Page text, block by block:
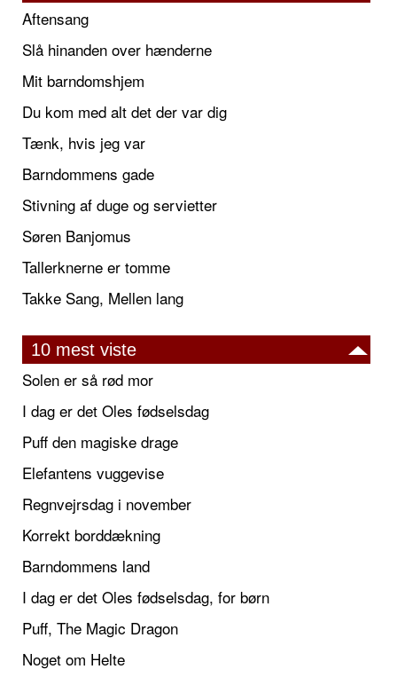
Aftensang
Slå hinanden over hænderne
Mit barndomshjem
Du kom med alt det der var dig
Tænk, hvis jeg var
Barndommens gade
Stivning af duge og servietter
Søren Banjomus
Tallerknerne er tomme
Takke Sang, Mellen lang
10 mest viste
Solen er så rød mor
I dag er det Oles fødselsdag
Puff den magiske drage
Elefantens vuggevise
Regnvejrsdag i november
Korrekt borddækning
Barndommens land
I dag er det Oles fødselsdag, for børn
Puff, The Magic Dragon
Noget om Helte